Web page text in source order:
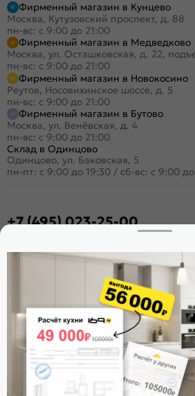
Фирменный магазин в Кунцево
Москва, Кутузовский проспект, д. 88
пн-вс: с 9:00 до 21:00
Фирменный магазин в Медведково
Москва, ул. Осташковская, д. 22,
пн-вс: с 9:00 до 21:00
Фирменный магазин в Новокосино
Реутов, Носовихинское шоссе, д. 5
пн-вс: с 9:00 до 21:00
Фирменный магазин в Бутово
Москва, ул. Венёвская, д. 4
пн-вс: с 9:00 до 21:00
Склад в Одинцово
Одинцово, ул. Баковская, 5
пн-пт: с 9:00 до 19:30 / сб-вс: с 9:00
+7 (495) 023-25-00
Стать дилером
Расскажите о нас
Поделиться
Оцените магазин
ИКС 1180